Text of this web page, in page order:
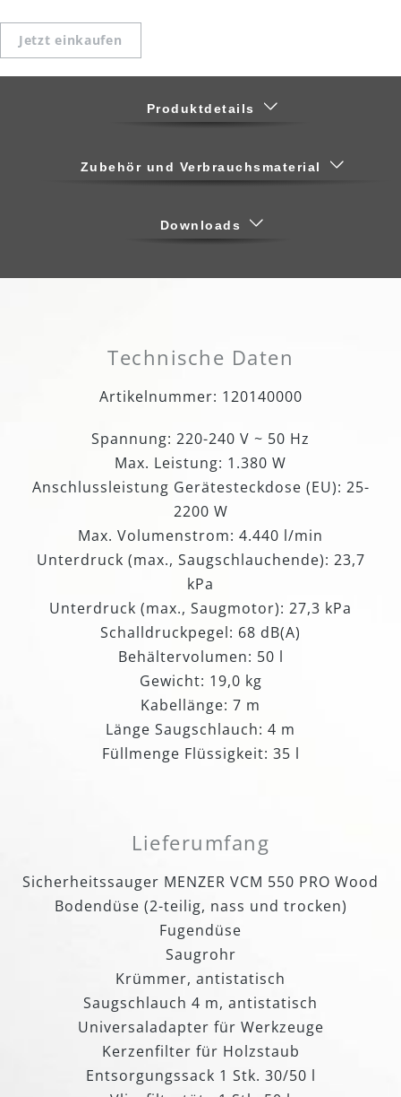
Jetzt einkaufen
Produktdetails
Zubehör und Verbrauchsmaterial
Downloads
Technische Daten
Artikelnummer: 120140000
Spannung: 220-240 V ~ 50 Hz
Max. Leistung: 1.380 W
Anschlussleistung Gerätesteckdose (EU): 25-
2200 W
Max. Volumenstrom: 4.440 l/min
Unterdruck (max., Saugschlauchende): 23,7
kPa
Unterdruck (max., Saugmotor): 27,3 kPa
Schalldruckpegel: 68 dB(A)
Behältervolumen: 50 l
Gewicht: 19,0 kg
Kabellänge: 7 m
Länge Saugschlauch: 4 m
Füllmenge Flüssigkeit: 35 l
Lieferumfang
Sicherheitssauger MENZER VCM 550 PRO Wood
Bodendüse (2-teilig, nass und trocken)
Fugendüse
Saugrohr
Krümmer, antistatisch
Saugschlauch 4 m, antistatisch
Universaladapter für Werkzeuge
Kerzenfilter für Holzstaub
Entsorgungssack 1 Stk. 30/50 l